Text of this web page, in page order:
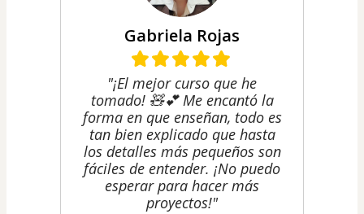
Gabriela Rojas
"¡El mejor curso que he
tomado! 🧸💕 Me encantó la
forma en que enseñan, todo es
tan bien explicado que hasta
los detalles más pequeños son
fáciles de entender. ¡No puedo
esperar para hacer más
proyectos!"